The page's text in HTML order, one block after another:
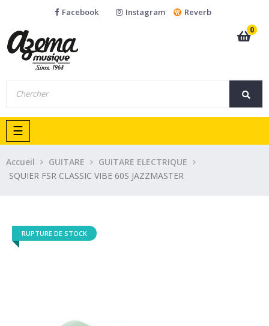
Facebook Instagram
Reverb
0
Basculer
la
navigation
☰
Accueil GUITARE
GUITARE ELECTRIQUE
SQUIER FSR CLASSIC VIBE 60S JAZZMASTER
RUPTURE DE STOCK